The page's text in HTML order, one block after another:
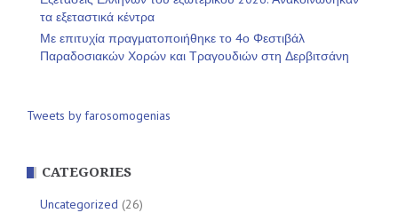
τα εξεταστικά κέντρα
Με επιτυχία πραγματοποιήθηκε το 4ο Φεστιβάλ
Παραδοσιακών Χορών και Τραγουδιών στη Δερβιτσάνη
Tweets by farosomogenias
CATEGORIES
Uncategorized (26)